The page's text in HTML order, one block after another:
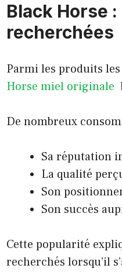
Black Horse
recherchées
Parmi les produits
Horse miel originale
De nombreux
Sa réputation
La qualité
Son
Son succès
Cette popularité
recherchés lorsqu’il